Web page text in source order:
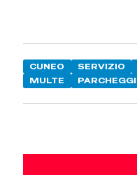
CUNEO SERVIZIO
MULTE